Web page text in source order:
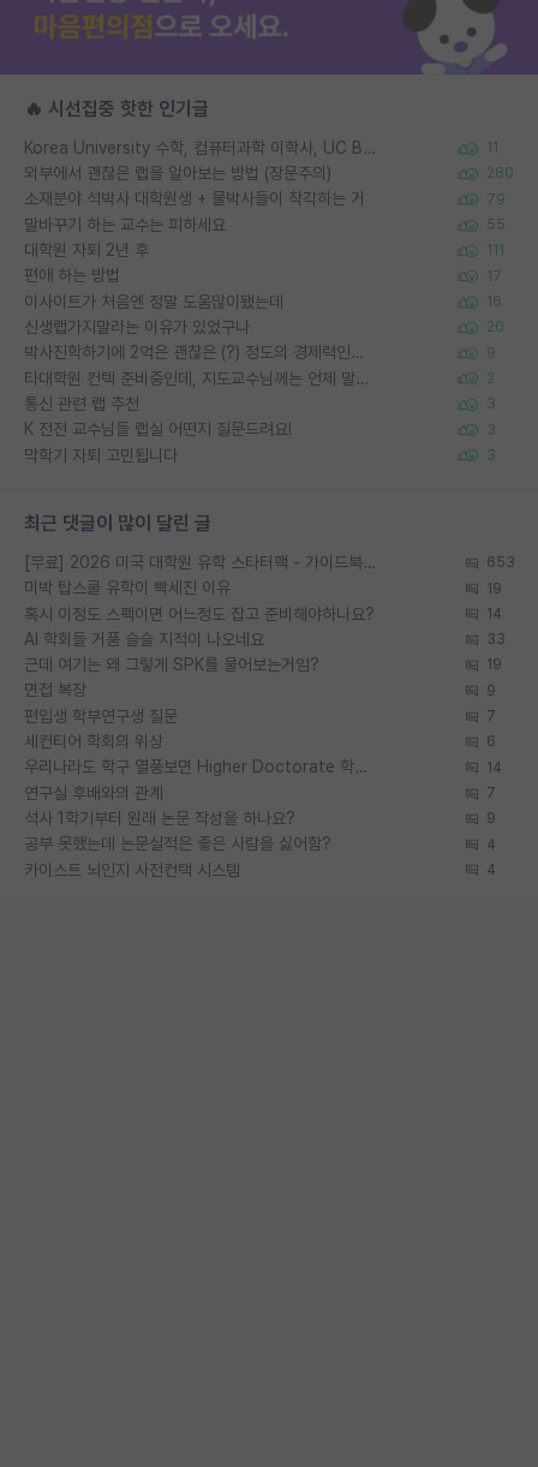
🔥 시선집중 핫한 인기글
Korea University 수학, 컴퓨터과학 이학사, UC Berkeley 산업공학 대학원 공학박사가 되는 것은 쉽지 않겠죠? 11
외부에서 괜찮은 랩을 알아보는 방법 (장문주의) 280
소재분야 석박사 대학원생 + 물박사들이 착각하는 거 79
말바꾸기 하는 교수는 피하세요 55
대학원 자퇴 2년 후 111
편애 하는 방법 17
이사이트가 처음엔 정말 도움많이됐는데 16
신생랩가지말라는 이유가 있었구나 20
박사진학하기에 2억은 괜찮은 (?) 정도의 경제력인가요 9
타대학원 컨텍 준비중인데, 지도교수님께는 언제 말씀드려야 할까요? 2
통신 관련 랩 추천 3
K 전전 교수님들 랩실 어떤지 질문드려요! 3
막학기 자퇴 고민됩니다 3
최근 댓글이 많이 달린 글
[무료] 2026 미국 대학원 유학 스타터팩 - 가이드북 & 합격자 컨택메일 템플릿 653
미박 탑스쿨 유학이 빡세진 이유 19
혹시 이정도 스펙이면 어느정도 잡고 준비해야하나요? 14
AI 학회들 거품 슬슬 지적이 나오네요 33
근데 여기는 왜 그렇게 SPK를 물어보는거임? 19
면접 복장 9
편입생 학부연구생 질문 7
세컨티어 학회의 위상 6
우리나라도 학구 열풍보면 Higher Doctorate 학위가 필요하다고 봅니다. 14
연구실 후배와의 관계 7
석사 1학기부터 원래 논문 작성을 하나요? 9
공부 못했는데 논문실적은 좋은 사람을 싫어함? 4
카이스트 뇌인지 사전컨택 시스템 4